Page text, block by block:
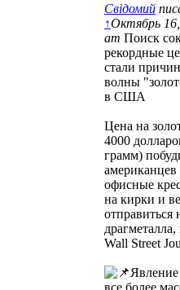
Свідомий
↑Октябрь
am Поиск
рекордные
стали
волны
в США
Цена на
4000
грамм)
американцев
офисные
на кирки и
отправиться
Wall Street
Явление
все более